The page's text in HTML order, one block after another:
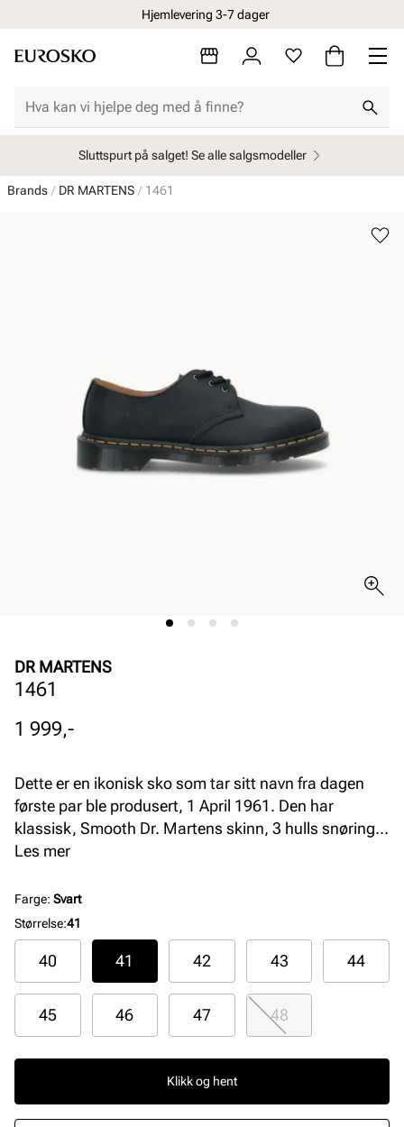
Hjemlevering 3-7 dager
Sluttspurt på salget! Se alle salgsmodeller
Brands DR MARTENS 1461
DR MARTENS
1461
Pris
1 999,-
Dette er en ikonisk sko som tar sitt navn fra dagen
første par ble produsert, 1 April 1961. Den har
klassisk, Smooth Dr. Martens skinn, 3 hulls snøring
og den legendariske gule stikningen. Sålen er Dr.
Les mer
Farge: Svart
Størrelse:41
40 41 42 43 44
45 46 47 48
Klikk og hent